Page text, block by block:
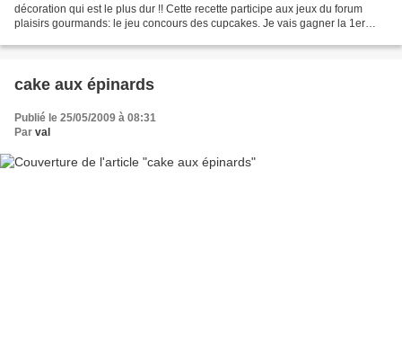
décoration qui est le plus dur !! Cette recette participe aux jeux du forum
plaisirs gourmands: le jeu concours des cupcakes. Je vais gagner la 1er
cake aux épinards
Publié le 25/05/2009 à 08:31
Par val